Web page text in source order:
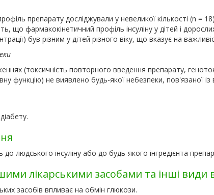
препарату досліджували у невеликої кількості (n =
що фармакокінетичний профіль інсуліну у дітей і
був різним у дітей різного віку, що вказує на
(токсичність повторного введення препарату,
функцію) не виявлено будь-якої небезпеки, пов'язаної
до людського інсуліну або до будь-якого інгредієнта
лікарськими засобами та інші види
засобів впливає на обмін глюкози.